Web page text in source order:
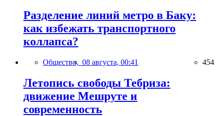
Разделение линий метро в Баку:
как избежать транспортного
коллапса?
Общество, 08 августа, 00:41 454
Летопись свободы Тебриза:
движение Мешруте и
современность